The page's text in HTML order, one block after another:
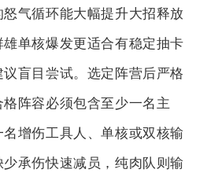
气循环能大幅提升大招释放
单核爆发更适合有稳定抽卡
盲目尝试。选定阵营后严格
阵容必须包含至少一名主
增伤工具人、单核或双核输
承伤快速减员，纯肉队则输